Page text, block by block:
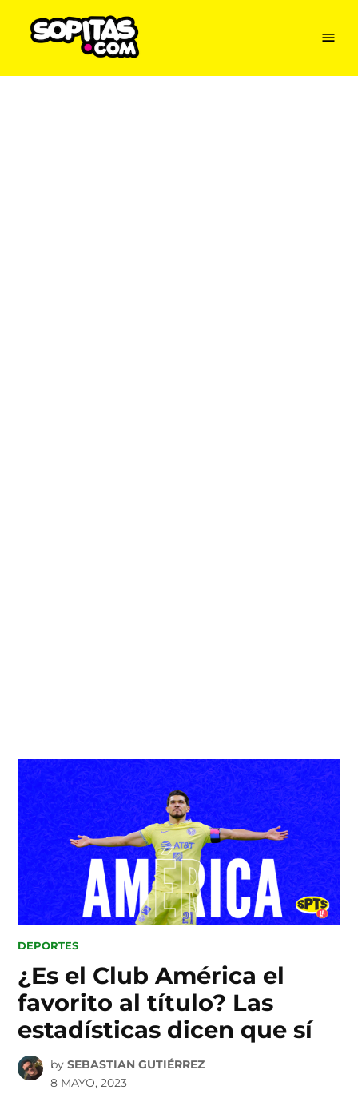
content
Menu
POSTED
DEPORTES
¿Es el Club América el
favorito al título? Las
estadísticas dicen que sí
by SEBASTIAN GUTIÉRREZ
8 MAYO, 2023